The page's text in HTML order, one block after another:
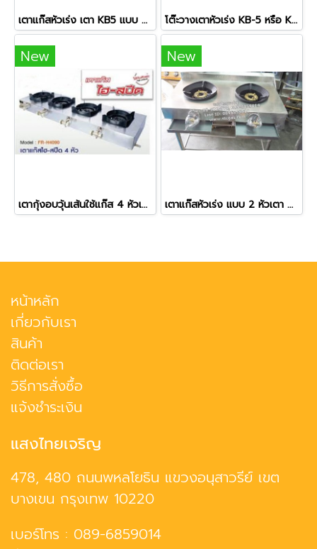
เตาแก๊สหัวเร่ง เตา KB5 แบบ 2 หัวเตา ยี่ห้อไมโคร โต๊ะวางเตาหัวเร่ง KB-5 หรือ KB-7 แบบ 2 หัวเตา
New
เตากุ้งอบวุ้นเส้นใช้แก๊ส 4 หัวเตา ยี่ห้อ Fry King รุ่น FR-H4090
New
เตาแก๊สหัวเร่ง แบบ 2 หัวเตา พร้อมโต๊ะวางเตา+ถาดรองอาหาร
หน้าหลัก
เกี่ยวกับเรา
สินค้า
ติดต่อเรา
วิธีการสั่งซื้อ
แจ้งชำระเงิน
แสงไทยเจริญ
478, 480 ถนนพหลโยธิน แขวงอนุสาวรีย์ เขต
บางเขน กรุงเทพ 10220
เบอร์โทร : 089-6859014